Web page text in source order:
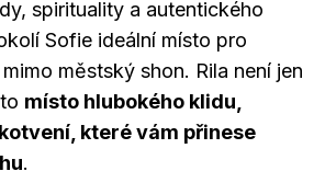
spirituality a autentického
Sofie ideální místo pro
městský shon. Rila není jen
místo hlubokého klidu,
které vám přinese
.